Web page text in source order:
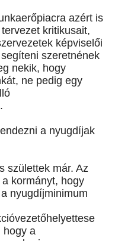
azért is
kritikusait,
képviselői
szeretnének
nekik, hogy
ne pedig egy
a nyugdíjak
születtek már. Az
kormányt, hogy
nyugdíjminimum
hogy a